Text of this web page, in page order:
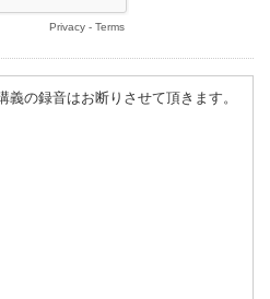
Privacy - Terms
の録音はお断りさせて頂きます。